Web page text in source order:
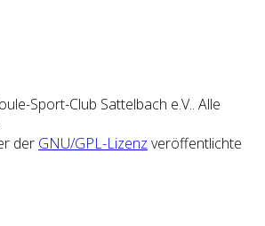
Sport-Club Sattelbach e.V.. Alle
der GNU/GPL-Lizenz veröffentlichte